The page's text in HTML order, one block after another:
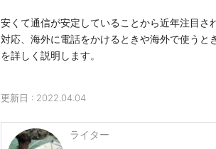
安くて通信が安定していることから近年注目
対応、海外に電話をかけるときや海外で使うと
を詳しく説明します。
更新日 : 2022.04.04
ライター